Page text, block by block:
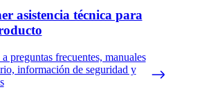
asistencia técnica para
preguntas frecuentes, manuales
información de seguridad y